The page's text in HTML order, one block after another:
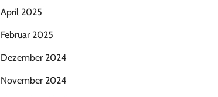
April 2025
Februar 2025
Dezember 2024
November 2024